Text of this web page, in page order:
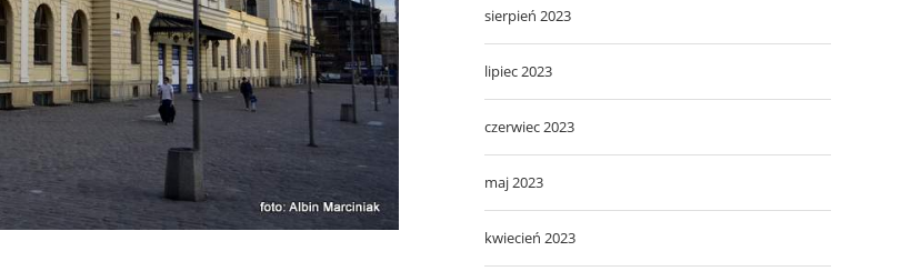
sierpień 2023
lipiec 2023
czerwiec 2023
maj 2023
kwiecień 2023